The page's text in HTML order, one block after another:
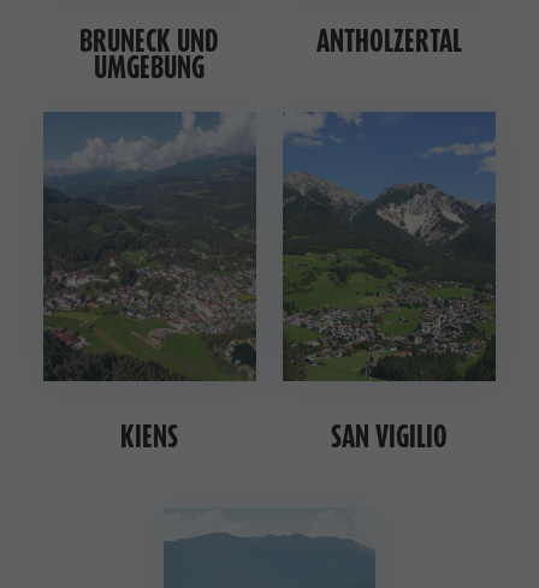
BRUNECK UND
UMGEBUNG
ANTHOLZERTAL
KIENS SAN VIGILIO